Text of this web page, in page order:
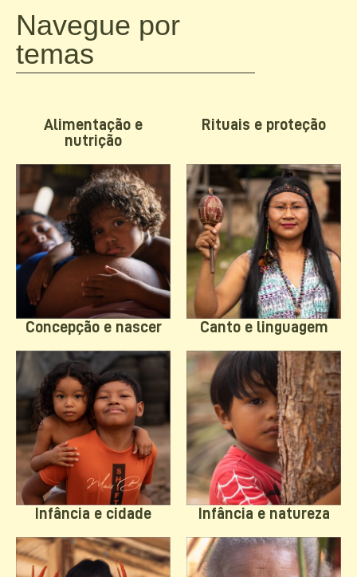
Navegue por
temas
Alimentação e
nutrição
Rituais e proteção
Concepção e nascer Canto e linguagem
Infância e cidade Infância e natureza